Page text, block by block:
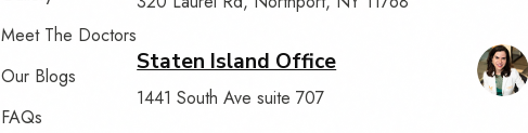
Meet The Doctors
Our Blogs
FAQs
Staten Island Office
1441 South Ave suite 707